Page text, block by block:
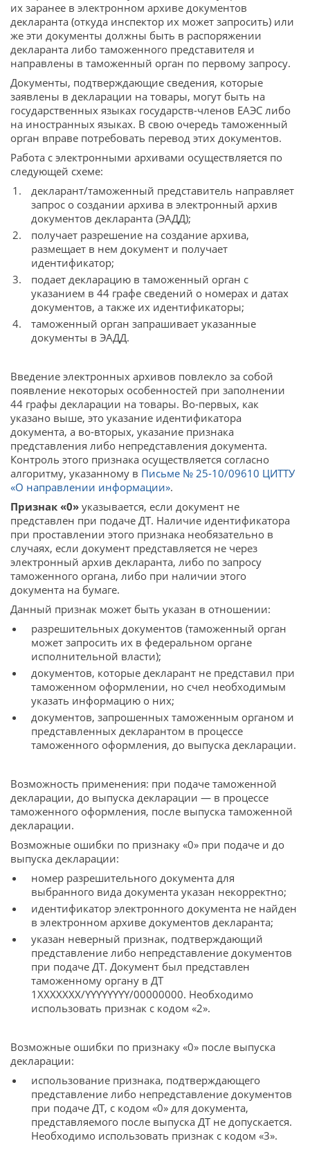
их заранее в электронном архиве документов
декларанта (откуда инспектор их может запросить) или
же эти документы должны быть в распоряжении
декларанта либо таможенного представителя и
направлены в таможенный орган по первому запросу.
Документы, подтверждающие сведения, которые
заявлены в декларации на товары, могут быть на
государственных языках государств-членов ЕАЭС либо
на иностранных языках. В свою очередь таможенный
орган вправе потребовать перевод этих документов.
Работа с электронными архивами осуществляется по
следующей схеме:
декларант/таможенный представитель направляет
запрос о создании архива в электронный архив
документов декларанта (ЭАДД);
получает разрешение на создание архива,
размещает в нем документ и получает
идентификатор;
подает декларацию в таможенный орган с
указанием в 44 графе сведений о номерах и датах
документов, а также их идентификаторы;
таможенный орган запрашивает указанные
документы в ЭАДД.
Введение электронных архивов повлекло за собой
появление некоторых особенностей при заполнении
44 графы декларации на товары. Во-первых, как
указано выше, это указание идентификатора
документа, а во-вторых, указание признака
представления либо непредставления документа.
Контроль этого признака осуществляется согласно
алгоритму, указанному в Письме № 25-10/09610 ЦИТТУ
«О направлении информации».
Признак «0» указывается, если документ не
представлен при подаче ДТ. Наличие идентификатора
при проставлении этого признака необязательно в
случаях, если документ представляется не через
электронный архив декларанта, либо по запросу
таможенного органа, либо при наличии этого
документа на бумаге.
Данный признак может быть указан в отношении:
разрешительных документов (таможенный орган
может запросить их в федеральном органе
исполнительной власти);
документов, которые декларант не представил при
таможенном оформлении, но счел необходимым
указать информацию о них;
документов, запрошенных таможенным органом и
представленных декларантом в процессе
таможенного оформления, до выпуска декларации.
Возможность применения: при подаче таможенной
декларации, до выпуска декларации — в процессе
таможенного оформления, после выпуска таможенной
декларации.
Возможные ошибки по признаку «0» при подаче и до
выпуска декларации:
номер разрешительного документа для
выбранного вида документа указан некорректно;
идентификатор электронного документа не найден
в электронном архиве документов декларанта;
указан неверный признак, подтверждающий
представление либо непредставление документов
при подаче ДТ. Документ был представлен
таможенному органу в ДТ
1XXXXXXX/YYYYYYYY/00000000. Необходимо
использовать признак с кодом «2».
Возможные ошибки по признаку «0» после выпуска
декларации:
использование признака, подтверждающего
представление либо непредставление документов
при подаче ДТ, с кодом «0» для документа,
представляемого после выпуска ДТ не допускается.
Необходимо использовать признак с кодом «3».